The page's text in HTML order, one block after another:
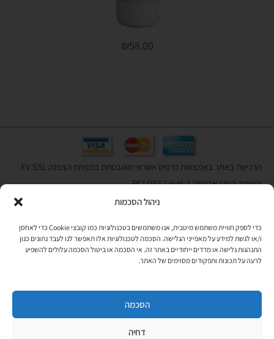
ניהול הסכמות
כדי לספק חוויית משתמש מיטבית, אנו משתמשים בטכנולוגיות כמו קובצי Cookie כדי לאחסן
ו/או לגשת למידע על מאפייני הגלישה. הסכמה לטכנולוגיות אלו תאפשר לנו לעבד נתונים כגון
התנהגות גלישה או מדדים ייחודיים באתר זה. אי הסכמה או ביטול הסכמה עלולים להשפיע
לרעה על תכונות ותפקודים מסוימים של האתר.
הסכמה
דחיה
₪58.00
הרכישה באתר באמצעות כרטיס אשראי מאובטחת במפתח הצפנה EV SSL
והעומד בתקן אבטחה PCI DSS Level-1
לתקנון האתר»
תהיו בקשר
להטריד. רק טיפים לשימושכם, מידע על דברים חדשים בחנות, מבצעים
וכדומה. מוזמנים להקליד את כתובת המייל שלכם: